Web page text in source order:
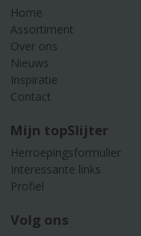
Home
Assortiment
Over ons
Nieuws
Inspiratie
Contact
Mijn topSlijter
Herroepingsformulier
Interessante links
Profiel
Volg ons